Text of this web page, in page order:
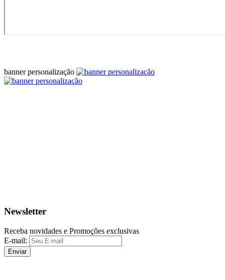
banner personalização
Newsletter
Receba novidades e Promoções exclusivas
E-mail:
Enviar